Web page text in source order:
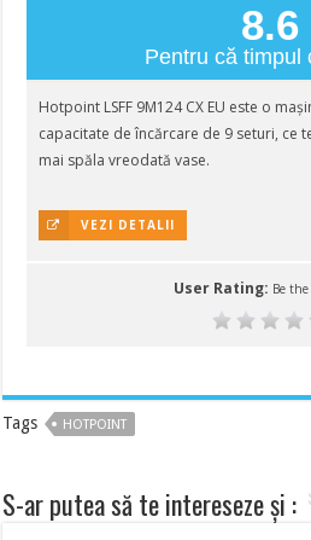
8.6
Pentru că timpul
Hotpoint LSFF 9M124 CX EU este o
capacitate de încărcare de 9 seturi, ce
mai spăla vreodată vase.
VEZI DETALII
User Rating: Be
Tags HOTPOINT
S-ar putea să te intereseze și :